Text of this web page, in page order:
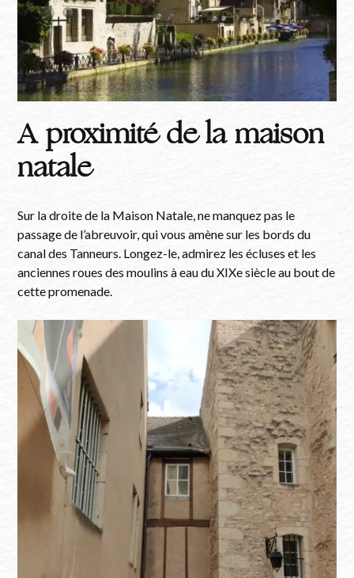
A proximité de la maison
natale
Sur la droite de la Maison Natale, ne manquez pas le
passage de l’abreuvoir, qui vous amène sur les bords du
canal des Tanneurs. Longez-le, admirez les écluses et les
anciennes roues des moulins à eau du XIXe siècle au bout de
cette promenade.